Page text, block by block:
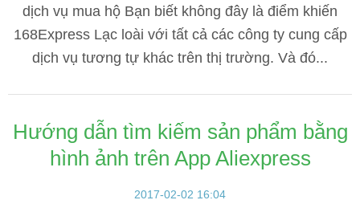
dịch vụ mua hộ Bạn biết không đây là điểm khiến
168Express Lạc loài với tất cả các công ty cung cấp
dịch vụ tương tự khác trên thị trường. Và đó...
Hướng dẫn tìm kiếm sản phẩm bằng
hình ảnh trên App Aliexpress
2017-02-02 16:04